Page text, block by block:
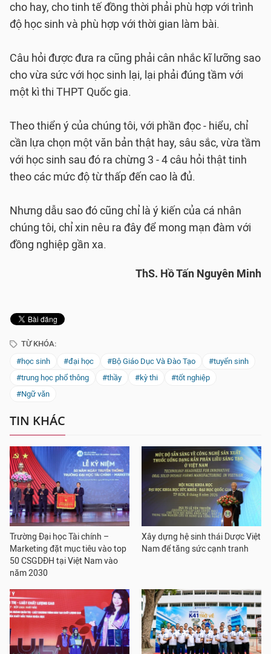
cho hay, cho tinh tế đồng thời phải phù hợp với trình
độ học sinh và phù hợp với thời gian làm bài.
Câu hỏi được đưa ra cũng phải cân nhắc kĩ lưỡng sao
cho vừa sức với học sinh lại, lại phải đúng tầm với
một kì thi THPT Quốc gia.
Theo thiển ý của chúng tôi, với phần đọc - hiểu, chỉ
cần lựa chọn một văn bản thật hay, sâu sắc, vừa tầm
với học sinh sau đó ra chừng 3 - 4 câu hỏi thật tinh
theo các mức độ từ thấp đến cao là đủ.
Nhưng dẫu sao đó cũng chỉ là ý kiến của cá nhân
chúng tôi, chỉ xin nêu ra đây để mong mạn đàm với
đồng nghiệp gần xa.
ThS. Hồ Tấn Nguyên Minh
TỪ KHÓA:
#học sinh
#đại học #Bộ Giáo Dục Và Đào Tạo
#tuyển sinh
#trung học phổ thông
#thầy #kỳ thi
#tốt nghiệp
#Ngữ văn
TIN KHÁC
Trường Đại học Tài chính –
Marketing đặt mục tiêu vào top
50 CSGDĐH tại Việt Nam vào
năm 2030
Xây dựng hệ sinh thái Dược Việt
Nam để tăng sức cạnh tranh